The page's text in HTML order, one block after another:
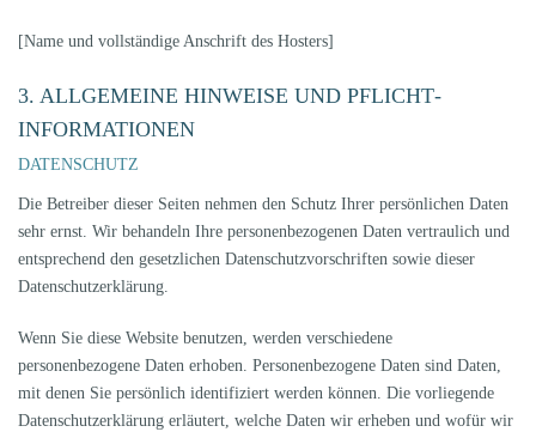
[Name und vollständige Anschrift des Hosters]
3. ALLGEMEINE HINWEISE UND PFLICHT­
INFORMATIONEN
DATENSCHUTZ
Die Betreiber dieser Seiten nehmen den Schutz Ihrer persönlichen Daten
sehr ernst. Wir behandeln Ihre personenbezogenen Daten vertraulich und
entsprechend den gesetzlichen Datenschutzvorschriften sowie dieser
Datenschutzerklärung.
Wenn Sie diese Website benutzen, werden verschiedene
personenbezogene Daten erhoben. Personenbezogene Daten sind Daten,
mit denen Sie persönlich identifiziert werden können. Die vorliegende
Datenschutzerklärung erläutert, welche Daten wir erheben und wofür wir